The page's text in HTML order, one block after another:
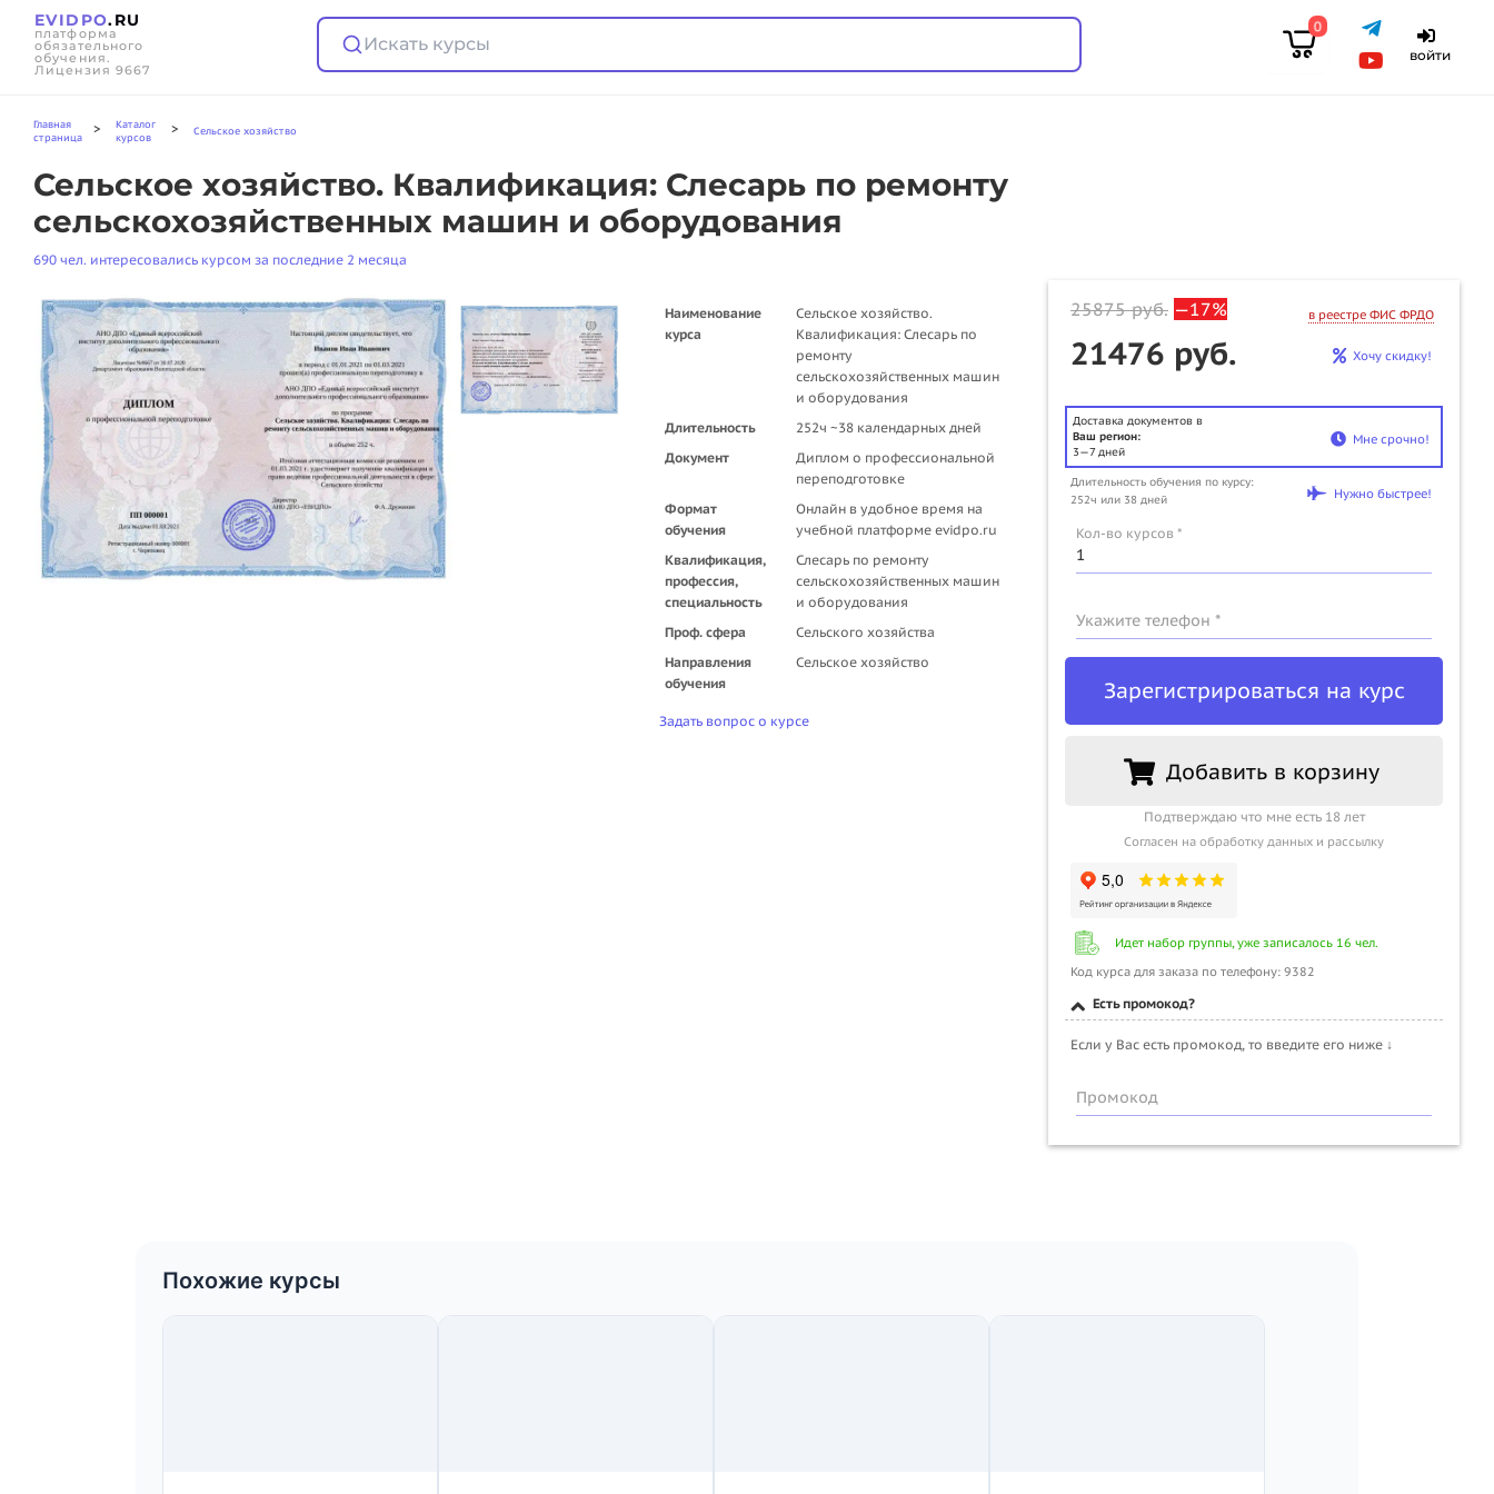
EVIDPO.RU
платформа
обязательного
обучения.
Лицензия 9667
Искать курсы
0
войти
Главная
страница
>
Каталог
курсов
> Сельское хозяйство
Сельское хозяйство. Квалификация: Слесарь по ремонту
сельскохозяйственных машин и оборудования
690 чел. интересовались курсом за последние 2 месяца
Наименование
курса
Сельское хозяйство.
Квалификация: Слесарь по
ремонту
сельскохозяйственных машин
и оборудования
Длительность
252ч ~38 календарных дней
Документ
Диплом о профессиональной
переподготовке
Формат
обучения
Онлайн в удобное время на
учебной платформе evidpo.ru
Квалификация,
профессия,
специальность
Слесарь по ремонту
сельскохозяйственных машин
и оборудования
Проф. сфера
Сельского хозяйства
Направления
обучения
Сельское хозяйство
Задать вопрос о курсе
25875руб. —17% в реестре ФИС ФРДО
21476 руб. Хочу скидку!
Доставка документов в
Ваш регион:
3—7 дней
Мне срочно!
Длительность обучения по курсу:
252ч или 38 дней
Нужно быстрее!
Кол-во курсов *
Укажите телефон *
Зарегистрироваться на курс
Добавить в корзину
Подтверждаю что мне есть 18 лет
Согласен на обработку данных и рассылку
Идет набор группы, уже записалось 16 чел.
Код курса для заказа по телефону: 9382
Есть промокод?
Если у Вас есть промокод, то введите его ниже ↓
Промокод
Похожие курсы